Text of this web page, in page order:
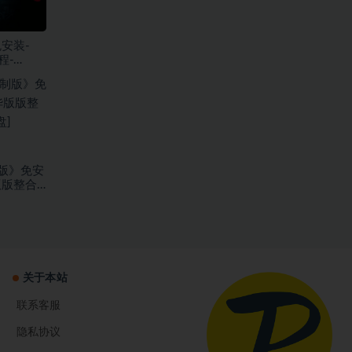
装-
-
》免安
整合
关于本站
联系客服
隐私协议